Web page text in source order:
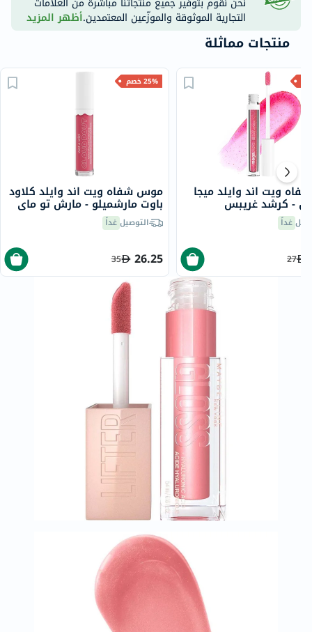
التجارية الموثوقة والموزّعين المعتمدين.أظهر المزيد
منتجات مماثلة
25% خصم
موس شفاه ويت اند وايلد كلاود
باوت مارشميلو - مارش تو ماي
مالوالتوصيل غداً
26.25
35
ويت اند وايلد ميجا
- كرشد غريبس
غداً
27